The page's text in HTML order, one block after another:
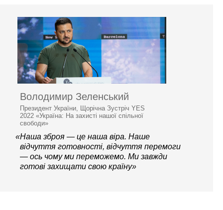
Володимир Зеленський
Президент України, Щорічна Зустріч YES
2022 «Україна: На захисті нашої спільної
свободи»
«Наша зброя — це наша віра. Наше
відчуття готовності, відчуття перемоги
— ось чому ми переможемо. Ми завжди
готові захищати свою країну»